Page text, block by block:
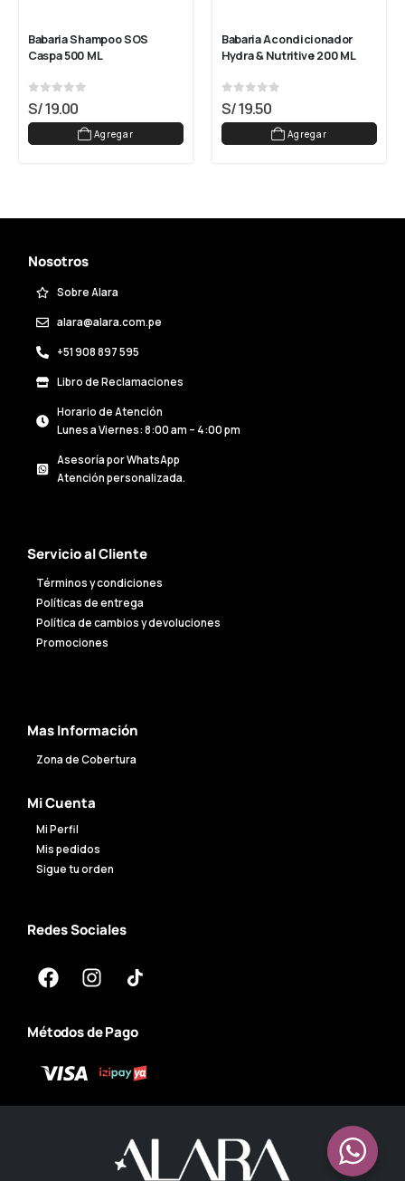
Babaria Shampoo SOS
Caspa 500 ML
0 out of 5
S/19.00
Agregar
Babaria Acondicionador
Hydra & Nutritive 200 ML
0 out of 5
S/19.50
Agregar
Nosotros
Sobre Alara
alara@alara.com.pe
+51 908 897 595
Libro de Reclamaciones
Horario de Atención
Lunes a Viernes: 8:00 am – 4:00 pm
Asesoría por WhatsApp
Atención personalizada.
Servicio al Cliente
Términos y condiciones
Políticas de entrega
Política de cambios y devoluciones
Promociones
Mas Información
Zona de Cobertura
Mi Cuenta
Mi Perfil
Mis pedidos
Sigue tu orden
Redes Sociales
Métodos de Pago